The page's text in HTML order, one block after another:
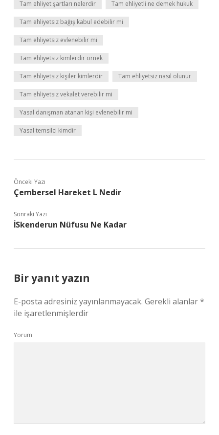
Tam ehliyet şartları nelerdir Tam ehliyetli ne demek hukuk
Tam ehliyetsiz bağış kabul edebilir mi
Tam ehliyetsiz evlenebilir mi
Tam ehliyetsiz kimlerdir örnek
Tam ehliyetsiz kişiler kimlerdir Tam ehliyetsiz nasıl olunur
Tam ehliyetsiz vekalet verebilir mi
Yasal danışman atanan kişi evlenebilir mi
Yasal temsilci kimdir
Önceki Yazı
Çembersel Hareket L Nedir
Sonraki Yazı
İSkenderun Nüfusu Ne Kadar
Bir yanıt yazın
E-posta adresiniz yayınlanmayacak. Gerekli alanlar*
ile işaretlenmişlerdir
Yorum